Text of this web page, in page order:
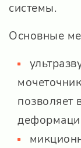
системы.
Основные
позволяет